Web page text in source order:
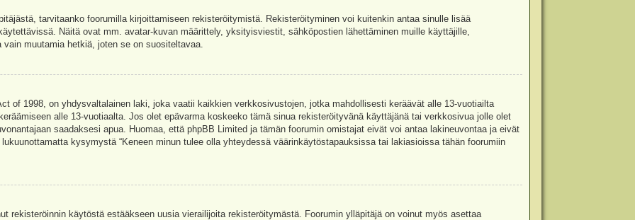
tarvitaanko foorumilla kirjoittamiseen rekisteröitymistä. Rekisteröityminen voi kuitenkin antaa sinulle lisää
Näitä ovat mm. avatar-kuvan määrittely, yksityisviestit, sähköpostien lähettäminen muille käyttäjille,
muutamia hetkiä, joten se on suositeltavaa.
of 1998, on yhdysvaltalainen laki, joka vaatii kaikkien verkkosivustojen, jotka mahdollisesti keräävät alle 13-vuotiailta
alle 13-vuotiaalta. Jos olet epävarma koskeeko tämä sinua rekisteröityvänä käyttäjänä tai verkkosivua jolle olet
saadaksesi apua. Huomaa, että phpBB Limited ja tämän foorumin omistajat eivät voi antaa lakineuvontaa ja eivät
kysymystä “Keneen minun tulee olla yhteydessä väärinkäytöstapauksissa tai lakiasioissa tähän foorumiin
rekisteröinnin käytöstä estääkseen uusia vierailijoita rekisteröitymästä. Foorumin ylläpitäjä on voinut myös asettaa